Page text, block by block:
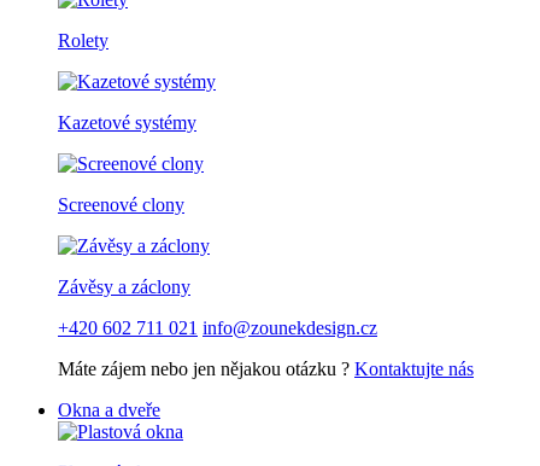
Rolety
Kazetové systémy
Screenové clony
Závěsy a záclony
+420 602 711 021 info@zounekdesign.cz
Máte zájem nebo jen nějakou otázku ? Kontaktujte nás
Okna a dveře